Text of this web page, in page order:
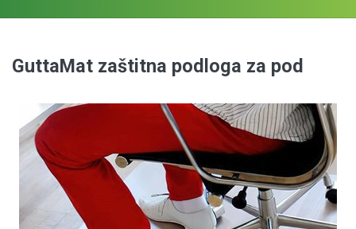
GuttaMat zaštitna podloga za pod